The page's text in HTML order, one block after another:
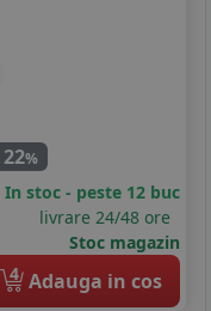
22%
In stoc - peste 12 buc
livrare 24/48 ore
Stoc magazin
4 Adauga in cos